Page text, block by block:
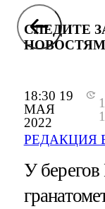
18:30 19
МАЯ
2022
РЕДАКЦИЯ
СЛЕДИТЕ
У